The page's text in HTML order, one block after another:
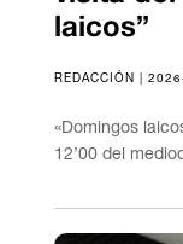
laicos”
REDACCIÓN |
«Domingos
12’00 del